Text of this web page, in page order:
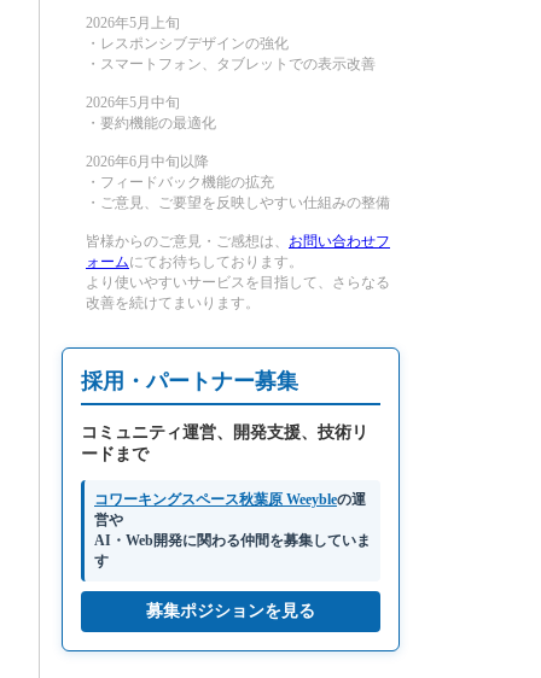
2026年5月上旬
・レスポンシブデザインの強化
・スマートフォン、タブレットでの表示改善
2026年5月中旬
・要約機能の最適化
2026年6月中旬以降
・フィードバック機能の拡充
・ご意見、ご要望を反映しやすい仕組みの整備
皆様からのご意見・ご感想は、 お問い合わせフ
ォームにてお待ちしております。
より使いやすいサービスを目指して、さらなる
改善を続けてまいります。
採用・パートナー募集
コミュニティ運営、開発支援、技術リ
ードまで
コワーキングスペース秋葉原 Weeybleの運
営や
AI・Web開発に関わる仲間を募集していま
す
募集ポジションを見る